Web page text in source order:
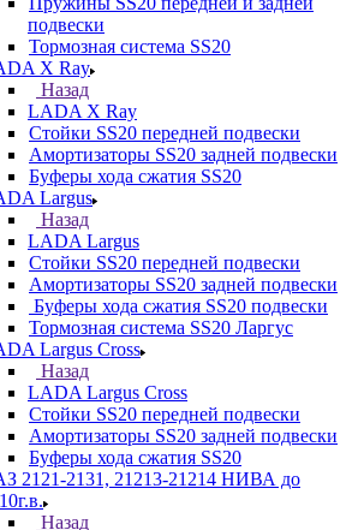
подвески
Тормозная система SS20
X Ray
Назад
LADA X Ray
Стойки SS20 передней подвески
Амортизаторы SS20 задней подвески
Буферы хода сжатия SS20
Largus
Назад
LADA Largus
Стойки SS20 передней подвески
Амортизаторы SS20 задней подвески
Буферы хода сжатия SS20 подвески
Тормозная система SS20 Ларгус
Largus Cross
Назад
LADA Largus Cross
Стойки SS20 передней подвески
Амортизаторы SS20 задней подвески
Буферы хода сжатия SS20
2121-2131, 21213-21214 НИВА до
Назад